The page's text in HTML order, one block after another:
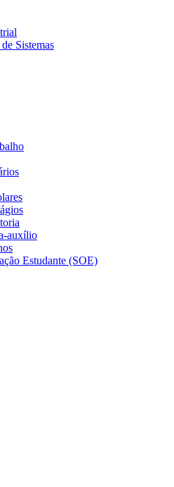
Sistemas
auxílio
Estudante (SOE)